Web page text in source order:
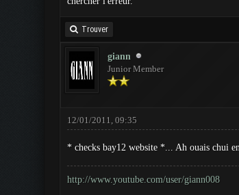
Trouver
giann
Junior Member
12/01/2011, 09:35
* checks bay12 website *... Ah ouais chui
http://www.youtube.com/user/giann008